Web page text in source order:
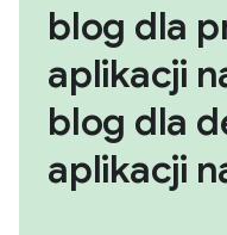
blog dla
aplikacji
blog dla
aplikacji